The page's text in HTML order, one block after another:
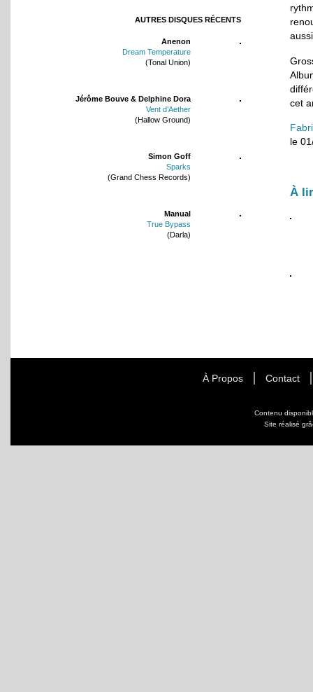
AUTRES DISQUES RÉCENTS
Anenon
Dream Temperature
(Tonal Union)
Jérôme Bouve & Delphine Dora
Vent d’Aether
(Hallow Ground)
Simon Goff
Sparks
(Grand Chess Records)
Manual
True Bypass
(Darla)
cet
le
À
À Propos Contact
Contenu
Site réalisé